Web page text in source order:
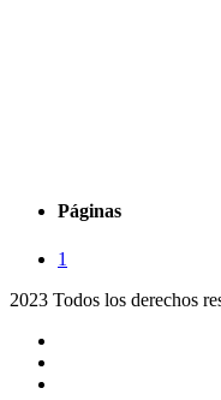
Páginas
1
2023 Todos los derechos